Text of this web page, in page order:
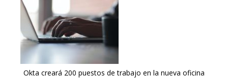
Okta creará 200 puestos de trabajo en la nueva oficina